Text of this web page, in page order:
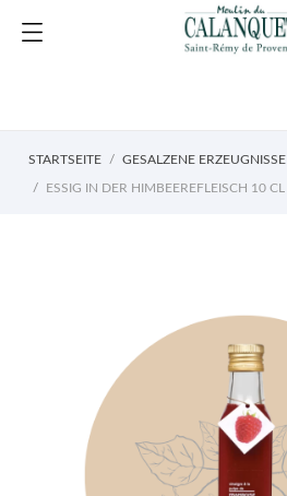
STARTSEITE GESALZENE ERZEUGNISSE
ESSIG IN DER HIMBEEREFLEISCH 10 CL